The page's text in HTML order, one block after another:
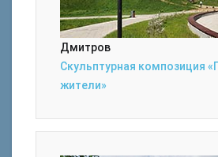
Дмитров
Скульптурная композиция
жители»